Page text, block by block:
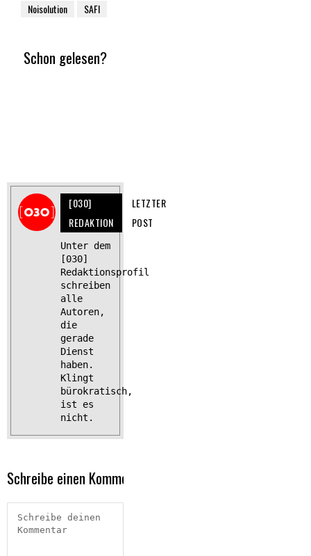
Noisolution
SAFI
Schon gelesen?
[030]
REDAKTION
LETZTER
POST
Unter dem
[030]
Redaktionsprofil
schreiben
alle
Autoren,
die
gerade
Dienst
haben.
Klingt
bürokratisch,
ist es
nicht.
Schreibe einen Kommentar